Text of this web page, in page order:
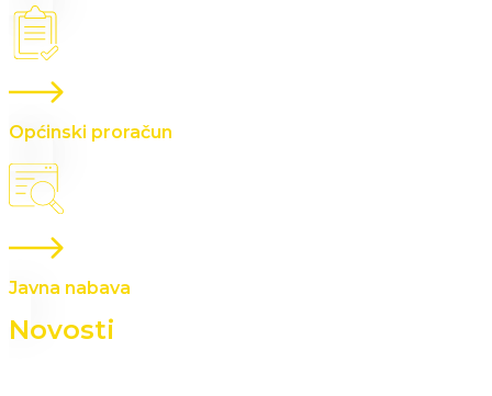
Općinski proračun
Javna nabava
Novosti